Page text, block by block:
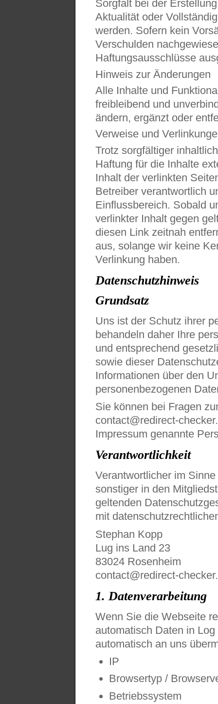
Sorgfalt bei der
Aktualität oder
werden. Sofern kein
Verschulden
Haftungsausschlüsse
Hinweis zur Änderungen
Alle Inhalte und
freibleibend und
ändern, ergänzt oder
Verweise und
Trotz sorgfältiger
Haftung für die Inhalte
Inhalt der verlinkten
Betreiber verantwortlich
Einflussbereich. Sobald
verlinkter Inhalt gegen
diesen Link zeitnah
aus, solange wir keine
Verlinkung haben.
Datenschutzhinweis
Grundsatz
Uns ist der Schutz ihrer
behandeln daher Ihre
und entsprechend
sowie dieser
Informationen über den
personenbezogenen
Sie können bei Fragen
contact@redirect-
Impressum genannte
Verantwortlichkeit
Verantwortlicher im
sonstiger in den
geltenden
mit
Stephan Kopp
Lug ins Land 23
83024 Rosenheim
contact@redirect-
1. Datenverarbeitung
Wenn Sie die Webseite
automatisch Daten in
automatisch an uns
IP
Browsertyp /
Betriebssystem